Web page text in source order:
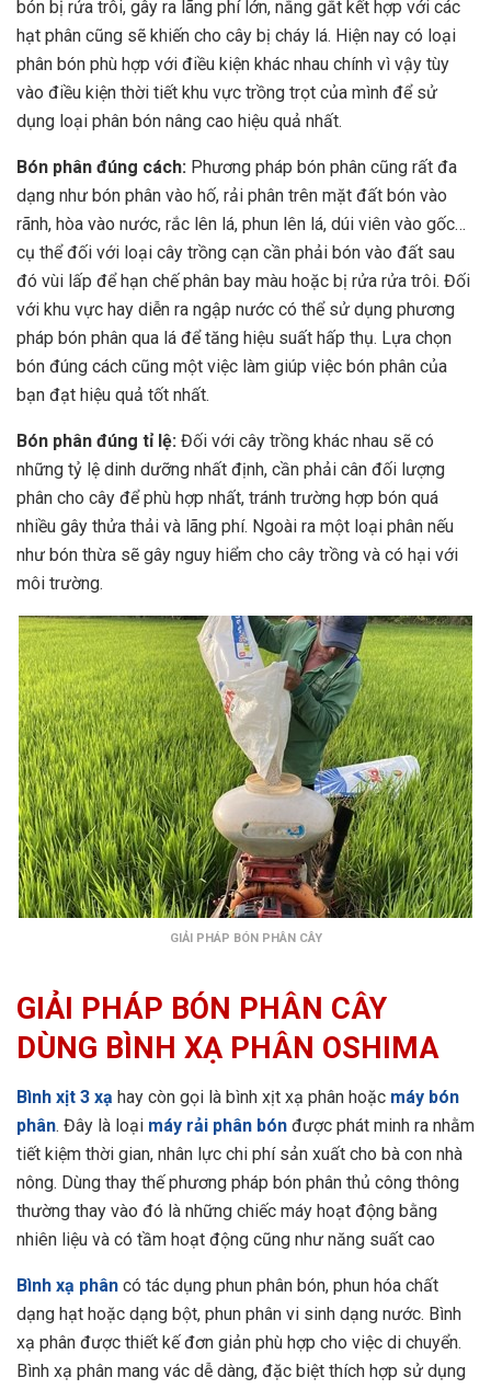
bón bị rửa trôi, gây ra lãng phí lớn, nắng gắt kết hợp với các
hạt phân cũng sẽ khiến cho cây bị cháy lá. Hiện nay có loại
phân bón phù hợp với điều kiện khác nhau chính vì vậy tùy
vào điều kiện thời tiết khu vực trồng trọt của mình để sử
dụng loại phân bón nâng cao hiệu quả nhất.
Bón phân đúng cách: Phương pháp bón phân cũng rất đa
dạng như bón phân vào hố, rải phân trên mặt đất bón vào
rãnh, hòa vào nước, rắc lên lá, phun lên lá, dúi viên vào gốc…
cụ thể đối với loại cây trồng cạn cần phải bón vào đất sau
đó vùi lấp để hạn chế phân bay màu hoặc bị rửa rửa trôi. Đối
với khu vực hay diễn ra ngập nước có thể sử dụng phương
pháp bón phân qua lá để tăng hiệu suất hấp thụ. Lựa chọn
bón đúng cách cũng một việc làm giúp việc bón phân của
bạn đạt hiệu quả tốt nhất.
Bón phân đúng tỉ lệ: Đối với cây trồng khác nhau sẽ có
những tỷ lệ dinh dưỡng nhất định, cần phải cân đối lượng
phân cho cây để phù hợp nhất, tránh trường hợp bón quá
nhiều gây thửa thải và lãng phí. Ngoài ra một loại phân nếu
như bón thừa sẽ gây nguy hiểm cho cây trồng và có hại với
môi trường.
GIẢI PHÁP BÓN PHÂN CÂY
GIẢI PHÁP BÓN PHÂN CÂY
DÙNG BÌNH XẠ PHÂN OSHIMA
Bình xịt 3 xạ hay còn gọi là bình xịt xạ phân hoặc máy bón
phân. Đây là loại máy rải phân bón được phát minh ra nhằm
tiết kiệm thời gian, nhân lực chi phí sản xuất cho bà con nhà
nông. Dùng thay thế phương pháp bón phân thủ công thông
thường thay vào đó là những chiếc máy hoạt động bằng
nhiên liệu và có tầm hoạt động cũng như năng suất cao
Bình xạ phân có tác dụng phun phân bón, phun hóa chất
dạng hạt hoặc dạng bột, phun phân vi sinh dạng nước. Bình
xạ phân được thiết kế đơn giản phù hợp cho việc di chuyển.
Bình xạ phân mang vác dễ dàng, đặc biệt thích hợp sử dụng